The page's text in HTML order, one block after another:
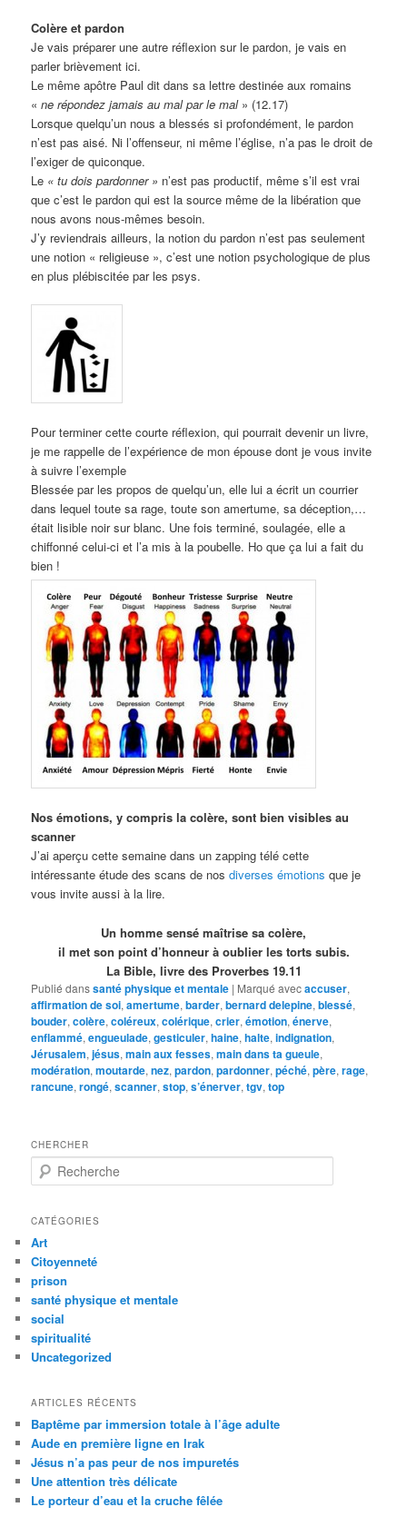
Colère et pardon
Je vais préparer une autre réflexion sur le pardon, je vais en
parler brièvement ici.
Le même apôtre Paul dit dans sa lettre destinée aux romains
«ne répondez jamais au mal par le mal» (12.17)
Lorsque quelqu’un nous a blessés si profondément, le pardon
n’est pas aisé. Ni l’offenseur, ni même l’église, n’a pas le droit de
l’exiger de quiconque.
Le « tu dois pardonner » n’est pas productif, même s’il est vrai
que c’est le pardon qui est la source même de la libération que
nous avons nous-mêmes besoin.
J’y reviendrais ailleurs, la notion du pardon n’est pas seulement
une notion « religieuse », c’est une notion psychologique de plus
en plus plébiscitée par les psys.
Pour terminer cette courte réflexion, qui pourrait devenir un livre,
je me rappelle de l’expérience de mon épouse dont je vous invite
à suivre l’exemple
Blessée par les propos de quelqu’un, elle lui a écrit un courrier
dans lequel toute sa rage, toute son amertume, sa déception,…
était lisible noir sur blanc. Une fois terminé, soulagée, elle a
chiffonné celui-ci et l’a mis à la poubelle. Ho que ça lui a fait du
bien !
Nos émotions, y compris la colère, sont bien visibles au
scanner
J’ai aperçu cette semaine dans un zapping télé cette
intéressante étude des scans de nosdiverses émotions que je
vous invite aussi à la lire.
Un homme sensé maîtrise sa colère,
il met son point d’honneur à oublier les torts subis.
La Bible, livre des Proverbes 19.11
Publié danssanté physique et mentale | Marqué avecaccuser,
affirmation de soi,amertume,barder,bernard delepine,blessé,
bouder,colère,coléreux,colérique,crier,émotion,énerve,
enflammé,engueulade,gesticuler,haine,halte,indignation,
Jérusalem,jésus,main aux fesses,main dans ta gueule,
modération,moutarde,nez,pardon,pardonner,péché,père,rage,
rancune,rongé,scanner,stop,s’énerver,tgv,top
CHERCHER
e
h
r
c
h
e
CATÉGORIES
Art
Citoyenneté
prison
santé physique et mentale
social
spiritualité
Uncategorized
ARTICLES RÉCENTS
Baptême par immersion totale à l’âge adulte
Aude en première ligne en Irak
Jésus n’a pas peur de nos impuretés
Une attention très délicate
Le porteur d’eau et la cruche fêlée